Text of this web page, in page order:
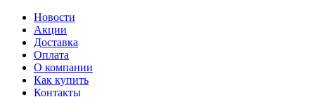
Новости
Акции
Доставка
Оплата
О компании
Как купить
Контакты